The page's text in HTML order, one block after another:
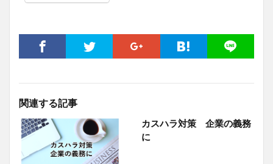
関連する記事
カスハラ対策 企業の義務
に